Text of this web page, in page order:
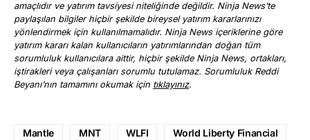
amaçlıdır ve yatırım tavsiyesi niteliğinde değildir. Ninja News’te
paylaşılan bilgiler hiçbir şekilde bireysel yatırım kararlarınızı
yönlendirmek için kullanılmamalıdır. Ninja News içeriklerine göre
yatırım kararı kalan kullanıcıların yatırımlarından doğan tüm
sorumluluk kullanıcılara aittir, hiçbir şekilde Ninja News, ortakları,
iştirakleri veya çalışanları sorumlu tutulamaz. Sorumluluk Reddi
Beyanı’nın tamamını okumak için tıklayınız.
Mantle MNT WLFI World Liberty Financial